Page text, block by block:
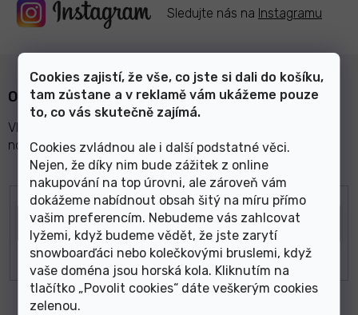
Cookies zajistí, že vše, co jste si dali do košíku,
tam zůstane a v reklamě vám ukážeme pouze
to, co vás skutečně zajímá.
Cookies zvládnou ale i další podstatné věci.
Nejen, že díky nim bude zážitek z online
nakupování na top úrovni, ale zároveň vám
dokážeme nabídnout obsah šitý na míru přímo
vašim preferencím. Nebudeme vás zahlcovat
lyžemi, když budeme vědět, že jste zarytí
snowboarďáci nebo kolečkovými bruslemi, když
vaše doména jsou horská kola. Kliknutím na
tlačítko „Povolit cookies“ dáte veškerým cookies
zelenou.
Sledujte nás na Instagramu
Odebírat newsletter
Vložte svůj e-mail a my vám budeme zasílat informace o
nových produktech na našem e-shopu.
E-mail